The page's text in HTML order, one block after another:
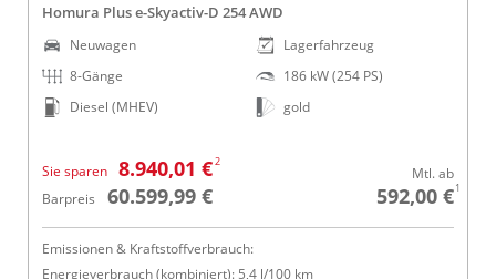
Homura Plus e-Skyactiv-D 254 AWD
Neuwagen
8-Gänge
Diesel (MHEV)
Lagerfahrzeug
186 kW (254 PS)
gold
Sie sparen 8.940,01 €2
Barpreis 60.599,99 €
Mtl. ab
592,00 €1
Emissionen & Kraftstoffverbrauch:
Energieverbrauch (kombiniert): 5,4 l/100 km